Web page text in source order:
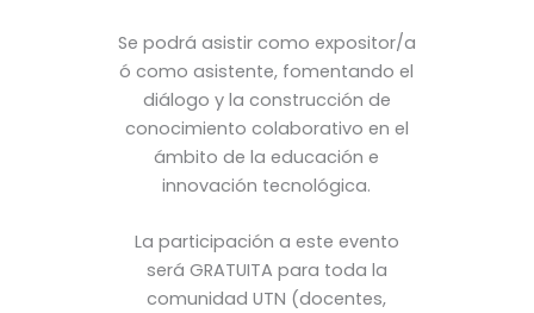
Se podrá asistir como expositor/a
ó como asistente, fomentando el
diálogo y la construcción de
conocimiento colaborativo en el
ámbito de la educación e
innovación tecnológica.
La participación a este evento
será GRATUITA para toda la
comunidad UTN (docentes,